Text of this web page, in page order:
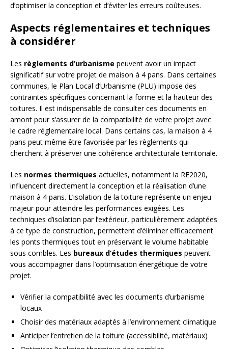
d’optimiser la conception et d’éviter les erreurs coûteuses.
Aspects réglementaires et techniques
à considérer
Les règlements d’urbanisme peuvent avoir un impact
significatif sur votre projet de maison à 4 pans. Dans certaines
communes, le Plan Local d’Urbanisme (PLU) impose des
contraintes spécifiques concernant la forme et la hauteur des
toitures. Il est indispensable de consulter ces documents en
amont pour s’assurer de la compatibilité de votre projet avec
le cadre réglementaire local. Dans certains cas, la maison à 4
pans peut même être favorisée par les règlements qui
cherchent à préserver une cohérence architecturale territoriale.
Les normes thermiques actuelles, notamment la RE2020,
influencent directement la conception et la réalisation d’une
maison à 4 pans. L’isolation de la toiture représente un enjeu
majeur pour atteindre les performances exigées. Les
techniques d’isolation par l’extérieur, particulièrement adaptées
à ce type de construction, permettent d’éliminer efficacement
les ponts thermiques tout en préservant le volume habitable
sous combles. Les bureaux d’études thermiques peuvent
vous accompagner dans l’optimisation énergétique de votre
projet.
Vérifier la compatibilité avec les documents d’urbanisme
locaux
Choisir des matériaux adaptés à l’environnement climatique
Anticiper l’entretien de la toiture (accessibilité, matériaux)